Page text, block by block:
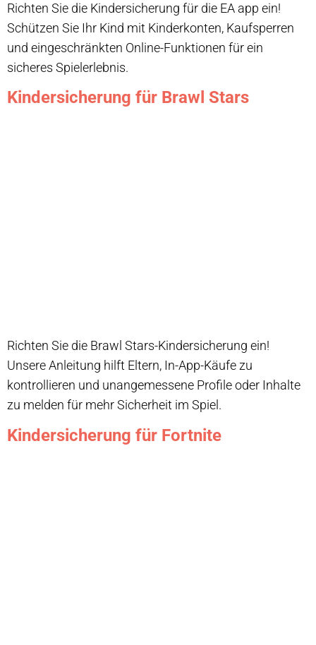
Richten Sie die Kindersicherung für die EA app ein!
Schützen Sie Ihr Kind mit Kinderkonten, Kaufsperren
und eingeschränkten Online-Funktionen für ein
sicheres Spielerlebnis.
Kindersicherung für Brawl Stars
Richten Sie die Brawl Stars-Kindersicherung ein!
Unsere Anleitung hilft Eltern, In-App-Käufe zu
kontrollieren und unangemessene Profile oder Inhalte
zu melden für mehr Sicherheit im Spiel.
Kindersicherung für Fortnite